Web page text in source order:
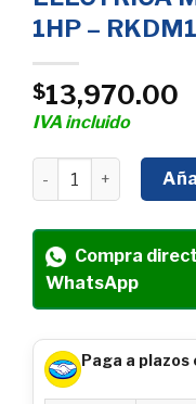
1HP –
$13,970.00
IVA incluido
DESGRANADORA
Compra
WhatsApp
Paga a plazos